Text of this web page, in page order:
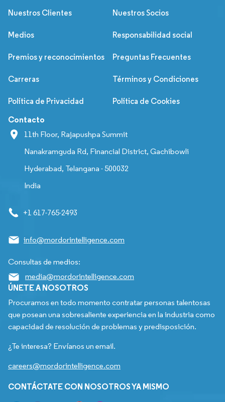
Nuestros Clientes Nuestros Socios
Medios Responsabilidad social
Premios y reconocimientos Preguntas Frecuentes
Carreras Términos y Condiciones
Política de Privacidad Política de Cookies
Contacto
11th Floor, Rajapushpa Summit
Nanakramguda Rd, Financial District, Gachibowli
Hyderabad, Telangana - 500032
India
+1 617-765-2493
info@mordorintelligence.com
Consultas de medios:
media@mordorintelligence.com
ÚNETE A NOSOTROS
Procuramos en todo momento contratar personas talentosas
que posean una sobresaliente experiencia en la industria como
capacidad de resolución de problemas y predisposición.
¿Te interesa? Envíanos un email.
careers@mordorintelligence.com
CONTÁCTATE CON NOSOTROS YA MISMO